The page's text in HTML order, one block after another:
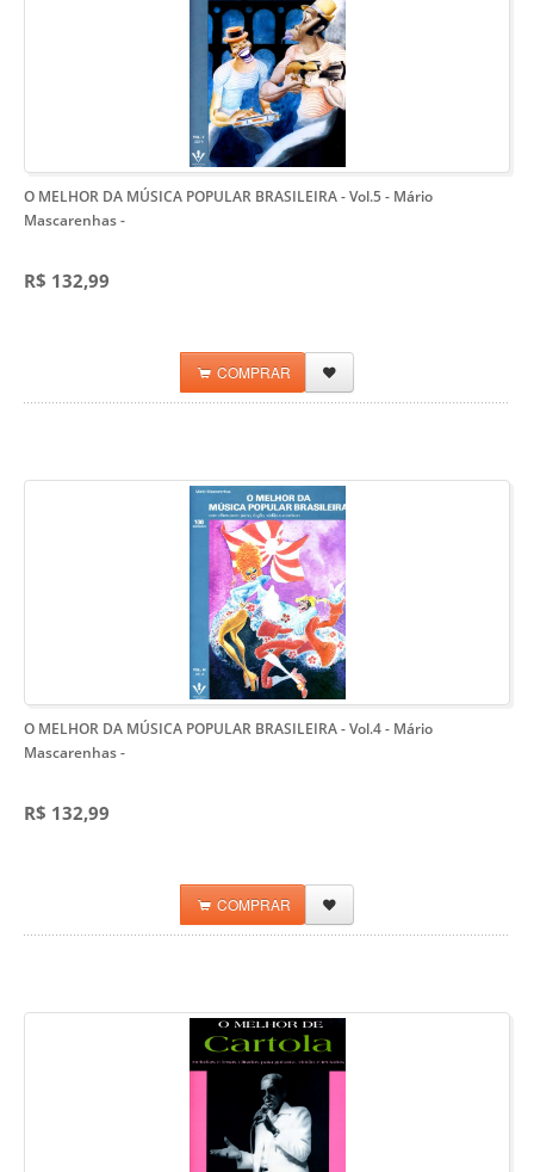
O MELHOR DA MÚSICA POPULAR BRASILEIRA - Vol.5 - Mário
Mascarenhas-
R$ 132,99
COMPRAR
O MELHOR DA MÚSICA POPULAR BRASILEIRA - Vol.4 - Mário
Mascarenhas-
R$ 132,99
COMPRAR